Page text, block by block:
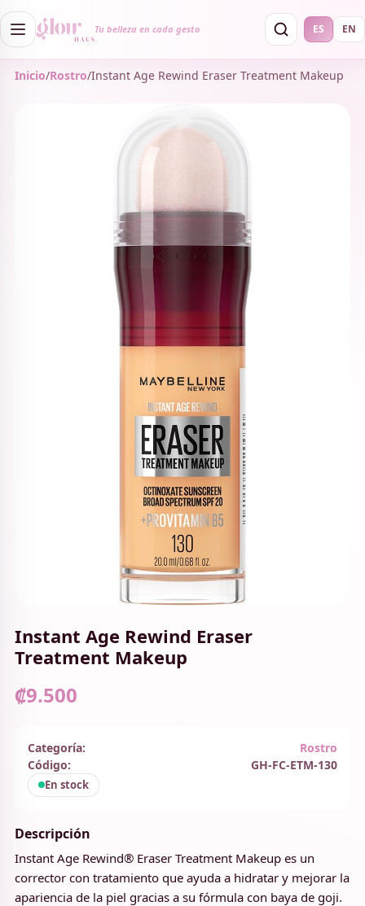
Tu belleza en cada gesto ES EN
Inicio/Rostro/Instant Age Rewind Eraser Treatment Makeup
Instant Age Rewind Eraser
Treatment Makeup
₡9.500
Categoría:
Rostro
Código:
GH-FC-ETM-130
En stock
Descripción
Instant Age Rewind® Eraser Treatment Makeup es un
corrector con tratamiento que ayuda a hidratar y mejorar la
apariencia de la piel gracias a su fórmula con baya de goji.